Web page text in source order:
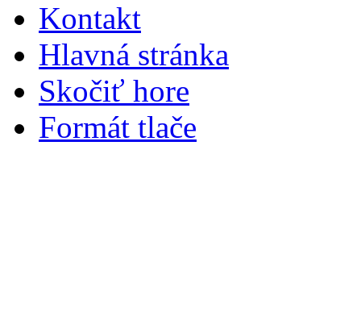
Kontakt
Hlavná stránka
Skočiť hore
Formát tlače